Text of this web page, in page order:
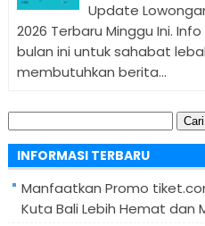
Update
2026 Terbaru Minggu Ini.
bulan ini untuk sahabat
membutuhkan berita...
Cari
untuk:
INFORMASI TERBARU
Manfaatkan Promo
Kuta Bali Lebih Hemat dan